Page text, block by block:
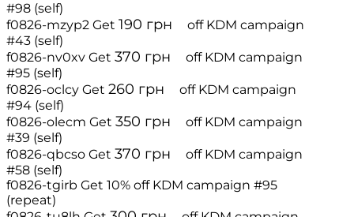
#98 (self)
f0826-mzyp2 Get 190 грн off KDM campaign
#43 (self)
f0826-nv0xv Get 370 грн off KDM campaign
#95 (self)
f0826-oclcy Get 260 грн off KDM campaign
#94 (self)
f0826-olecm Get 350 грн off KDM campaign
#39 (self)
f0826-qbcso Get 370 грн off KDM campaign
#58 (self)
f0826-tgirb Get 10% off KDM campaign #95
(repeat)